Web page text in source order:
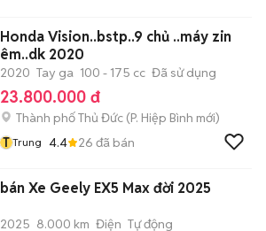
Honda Vision..bstp..9 chủ ..máy zin
êm..dk 2020
2020 Tay ga 100 - 175 cc Đã sử dụng
23.800.000 đ
Thành phố Thủ Đức (P. Hiệp Bình mới)
T Trung 4.4 26 đã bán
bán Xe Geely EX5 Max đời 2025
2025 8.000 km Điện Tự động